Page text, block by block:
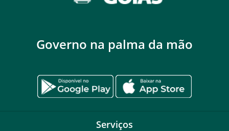
Governo na palma da mão
Serviços